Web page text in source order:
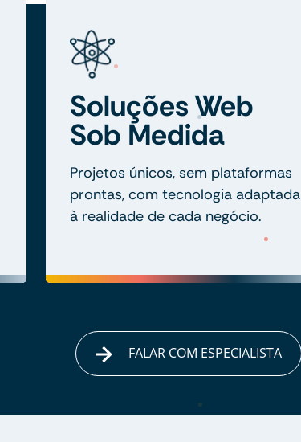
Soluções Web
Sob Medida
Projetos únicos, sem plataformas
prontas, com tecnologia adaptada
à realidade de cada negócio.
FALAR COM ESPECIALISTA